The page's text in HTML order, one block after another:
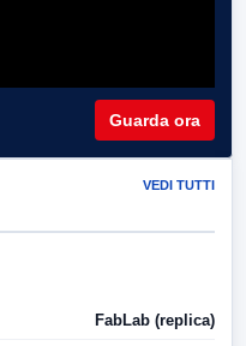
Guarda ora
VEDI TUTTI
FabLab (replica)